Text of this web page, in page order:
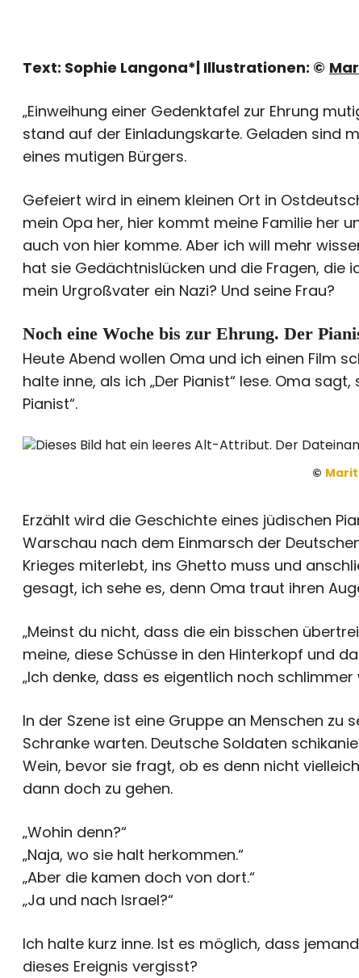
Text: Sophie Langona*| Illustrationen: ©
„Einweihung einer Gedenktafel zur Ehrung
stand auf der Einladungskarte. Geladen sind
eines mutigen Bürgers.
Gefeiert wird in einem kleinen Ort in
mein Opa her, hier kommt meine Familie her
auch von hier komme. Aber ich will mehr
hat sie Gedächtnislücken und die Fragen, die
mein Urgroßvater ein Nazi? Und seine Frau?
Noch eine Woche bis zur Ehrung. Der
Heute Abend wollen Oma und ich einen Film
halte inne, als ich „Der Pianist“ lese. Oma
Pianist“.
©
Erzählt wird die Geschichte eines jüdischen
Warschau nach dem Einmarsch der
Krieges miterlebt, ins Ghetto muss und
gesagt, ich sehe es, denn Oma traut ihren
„Meinst du nicht, dass die ein bisschen
meine, diese Schüsse in den Hinterkopf und
„Ich denke, dass es eigentlich noch schlimmer
In der Szene ist eine Gruppe an Menschen zu
Schranke warten. Deutsche Soldaten
Wein, bevor sie fragt, ob es denn nicht
dann doch zu gehen.
„Wohin denn?“
„Naja, wo sie halt herkommen.“
„Aber die kamen doch von dort.“
„Ja und nach Israel?“
Ich halte kurz inne. Ist es möglich, dass
dieses Ereignis vergisst?